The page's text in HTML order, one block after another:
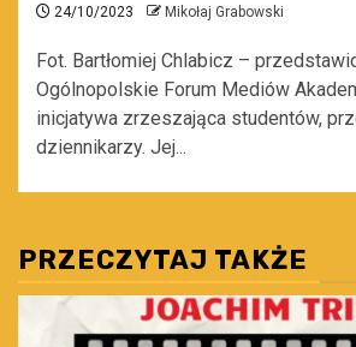
24/10/2023 Mikołaj Grabowski
Fot. Bartłomiej Chlabicz –
Ogólnopolskie Forum Mediów
inicjatywa zrzeszająca studentów,
dziennikarzy. Jej...
PRZECZYTAJ TAKŻE